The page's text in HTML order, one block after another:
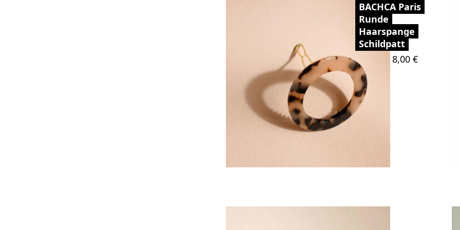
BACHCA Paris
Runde
Haarspange
Schildpatt
Preis
8,00 €